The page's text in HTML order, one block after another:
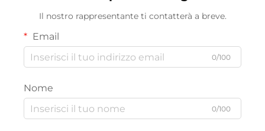
Il nostro rappresentante ti contatterà a breve.
Email
0/100
Nome
0/100